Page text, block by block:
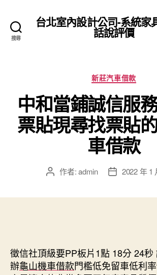
搜尋
台北室內設計公司-系統家
話說評價
分
類
新莊汽車借款
中和當鋪誠信服
票貼現尋找票貼
車借款
文 作者:admin
文 2022 年 1
徵信社頂級要PP板片1點 18分 24秒
辦龜山機車借款門檻低免留車低利